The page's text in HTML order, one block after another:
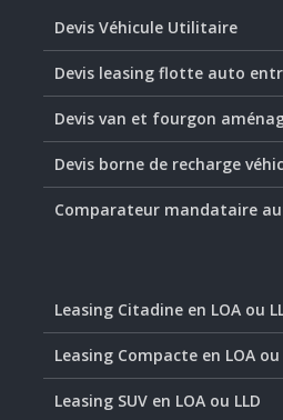
Devis Véhicule Utilitaire
Devis leasing flotte auto
Devis van et fourgon
Devis borne de recharge
Comparateur mandataire
Leasing Citadine en LOA ou
Leasing Compacte en LOA ou
Leasing SUV en LOA ou LLD